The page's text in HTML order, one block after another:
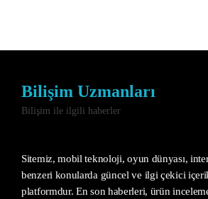
Bilişim Uzmanları
Bilişim ile ilgili haberler
Sitemiz, mobil teknoloji, oyun dünyası,
benzeri konularda güncel ve ilgi çekici
platformdur. En son haberleri, ürün